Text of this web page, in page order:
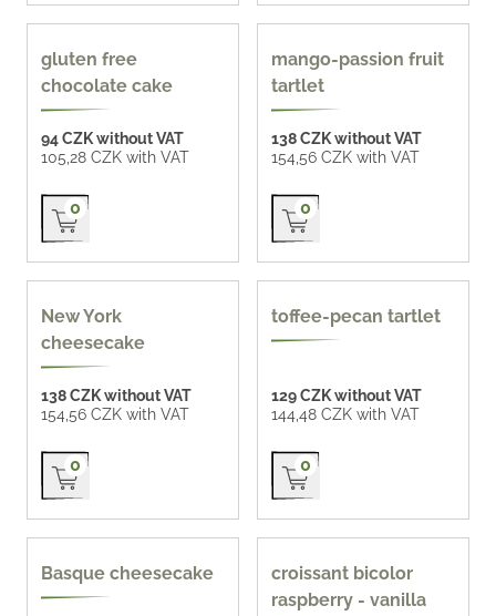
gluten-free
gluten free
chocolate cake
94 CZK without VAT
105,28 CZK with VAT
Přidat do košíku
0
mango-passion fruit
tartlet
138 CZK without VAT
154,56 CZK with VAT
Přidat do košíku
0
New York
cheesecake
138 CZK without VAT
154,56 CZK with VAT
Přidat do košíku
0
toffee-pecan tartlet
129 CZK without VAT
144,48 CZK with VAT
Přidat do košíku
0
gluten-free
Basque cheesecake
croissant bicolor
raspberry - vanilla